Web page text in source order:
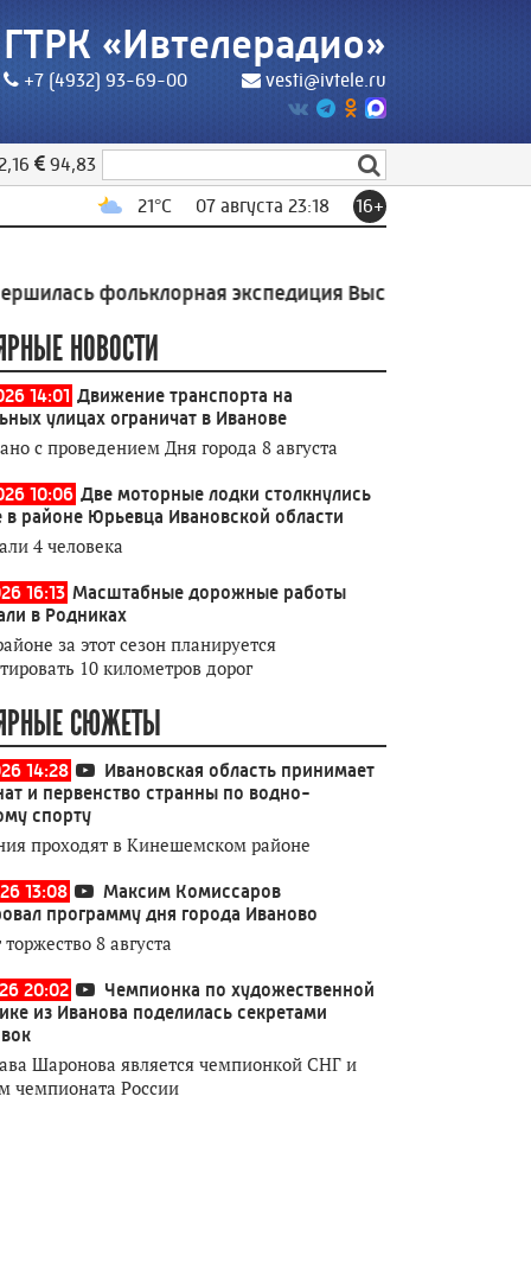
ГТРК «Ивтелерадио»
+7 (4932) 93-69-00 vesti@ivtele.ru
94,83
21°C 07 августа 23:18 16+
экспедиция Высшей школы экономики
НОВОСТИ
14:01 Движение транспорта на
улицах ограничат в Иванове
с проведением Дня города 8 августа
10:06 Две моторные лодки столкнулись
в районе Юрьевца Ивановской области
4 человека
16:13 Масштабные дорожные работы
в Родниках
за этот сезон планируется
10 километров дорог
СЮЖЕТЫ
14:28
Ивановская область принимает
и первенство странны по водно-
спорту
проходят в Кинешемском районе
13:08
Максим Комиссаров
программу дня города Иваново
8 августа
20:02
Чемпионка по художественной
из Иванова поделилась секретами
Шаронова является чемпионкой СНГ и
чемпионата России